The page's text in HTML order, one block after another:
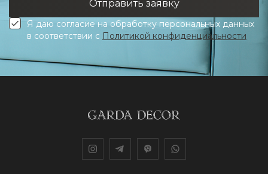
Я даю согласие на обработку персональных данных
в соответствии с Политикой конфиденциальности